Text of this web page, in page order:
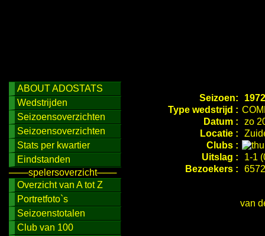
ABOUT ADOSTATS
Wedstrijden
Seizoensoverzichten
Seizoensoverzichten
Stats per kwartier
Eindstanden
───spelersoverzicht───
Overzicht van A tot Z
Portretfoto`s
Seizoenstotalen
Club van 100
Seizoen:
Type wedstrijd :
Datum :
zo
Locatie :
Clubs :
Uitslag :
1-1
Bezoekers :
6572
van